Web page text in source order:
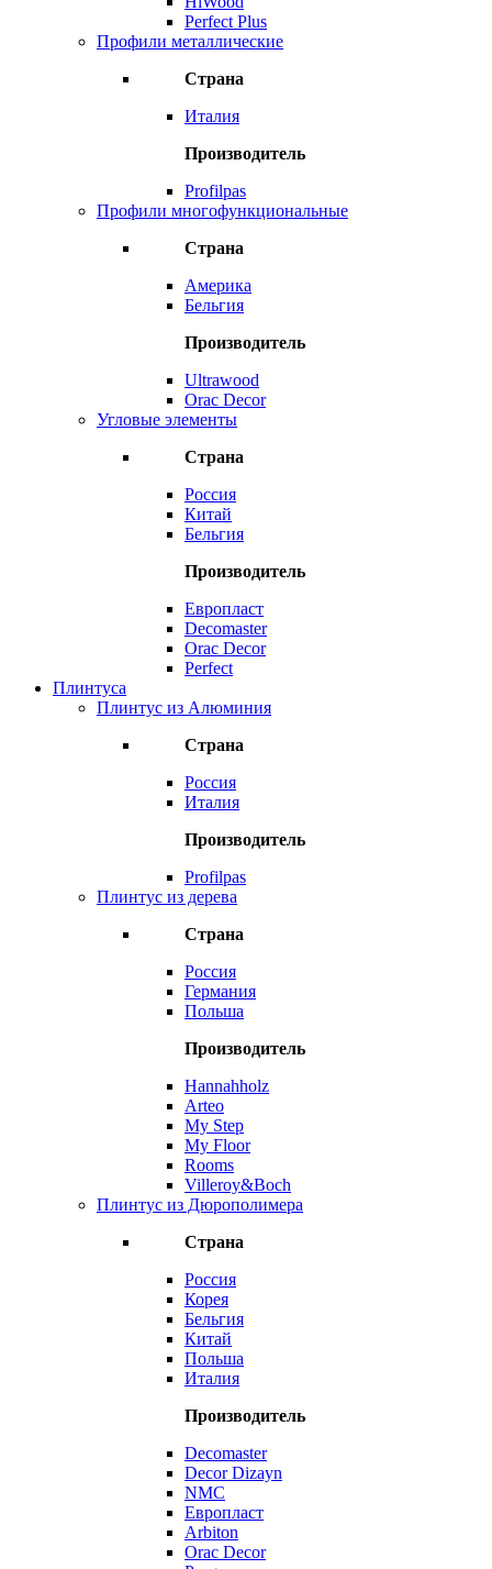
Perfect Plus
Профили металлические
Страна
Италия
Производитель
Profilpas
Профили многофункциональные
Страна
Америка
Бельгия
Производитель
Ultrawood
Orac Decor
Угловые элементы
Страна
Россия
Китай
Бельгия
Производитель
Европласт
Decomaster
Orac Decor
Perfect
Плинтуса
Плинтус из Алюминия
Страна
Россия
Италия
Производитель
Profilpas
Плинтус из дерева
Страна
Россия
Германия
Польша
Производитель
Hannahholz
Arteo
My Step
My Floor
Rooms
Villeroy&Boch
Плинтус из Дюрополимера
Страна
Россия
Корея
Бельгия
Китай
Польша
Италия
Производитель
Decomaster
Decor Dizayn
NMC
Европласт
Arbiton
Orac Decor